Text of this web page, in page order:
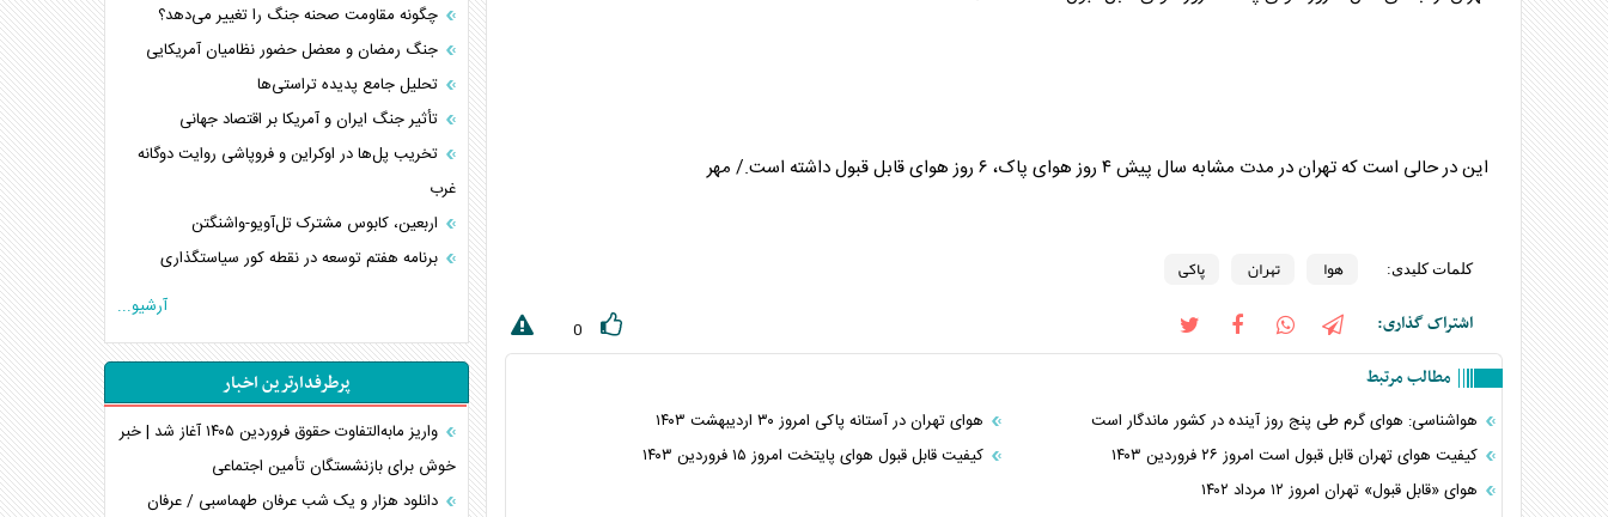
این در حالی است کهتهراندر مدت مشابه سال پیش ۴ روز هوای پاک، ۶ روز هوای قابل قبول داشته است./ مهر
کلمات کلیدی: هوا تهران پاکی
اشتراک گذاری: 0
مطالب مرتبط
هواشناسی: هوای گرم طی پنج روز آینده در کشور ماندگار است
هوای تهران در آستانه پاکی امروز ۳۰ اردیبهشت ۱۴۰۳
کیفیت هوای تهران قابل قبول است امروز ۲۶ فروردین ۱۴۰۳
کیفیت قابل قبول هوای پایتخت امروز ۱۵ فروردین ۱۴۰۳
هوای «قابل قبول» تهران امروز ۱۲ مرداد ۱۴۰۲
چگونه مقاومت صحنه جنگ را تغییر می‌دهد؟
جنگ رمضان و معضل حضور نظامیان آمریکایی
تحلیل جامع پدیده تراستی‌ها
تأثیر جنگ ایران و آمریکا بر اقتصاد جهانی
تخریب پل‌ها در اوکراین و فروپاشی روایت دوگانه
غرب
اربعین، کابوس مشترک تل‌آویو-واشنگتن
برنامه هفتم توسعه در نقطه کور سیاستگذاری
کنوانسیون دریای خزر در راستای منافع ملی است؟
اهمیت راهبردی اردن برای آمریکا
پیام، ظرفیت بالفعل‌نشده تجارت ایران
همسویی عربستان با سنتکام علیه متحدان ایران
ترامپ و توهم خلع سلاح حماس
چرا کویت به دنبال شریک امنیتی جدید است؟
آرشیو...
پرطرفدارترین اخبار
واریز مابه‌التفاوت حقوق فروردین ۱۴۰۵ آغاز شد | خبر
خوش برای بازنشستگان تأمین اجتماعی
دانلود هزار و یک شب عرفان طهماسبی / عرفان